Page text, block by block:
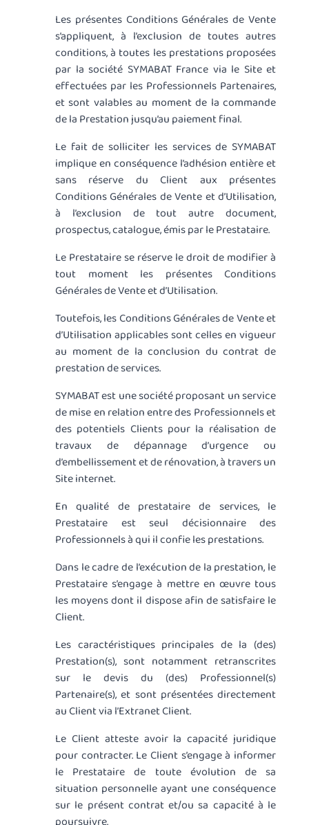
Les présentes Conditions Générales de Vente
s’appliquent, à l’exclusion de toutes autres
conditions, à toutes les prestations proposées
par la société SYMABAT France via le Site et
effectuées par les Professionnels Partenaires,
et sont valables au moment de la commande
de la Prestation jusqu’au paiement final.
Le fait de solliciter les services de SYMABAT
implique en conséquence l’adhésion entière et
sans réserve du Client aux présentes
Conditions Générales de Vente et d’Utilisation,
à l’exclusion de tout autre document,
prospectus, catalogue, émis par le Prestataire.
Le Prestataire se réserve le droit de modifier à
tout moment les présentes Conditions
Générales de Vente et d’Utilisation.
Toutefois, les Conditions Générales de Vente et
d’Utilisation applicables sont celles en vigueur
au moment de la conclusion du contrat de
prestation de services.
SYMABAT est une société proposant un service
de mise en relation entre des Professionnels et
des potentiels Clients pour la réalisation de
travaux de dépannage d’urgence ou
d’embellissement et de rénovation, à travers un
Site internet.
En qualité de prestataire de services, le
Prestataire est seul décisionnaire des
Professionnels à qui il confie les prestations.
Dans le cadre de l’exécution de la prestation, le
Prestataire s’engage à mettre en œuvre tous
les moyens dont il dispose afin de satisfaire le
Client.
Les caractéristiques principales de la (des)
Prestation(s), sont notamment retranscrites
sur le devis du (des) Professionnel(s)
Partenaire(s), et sont présentées directement
au Client via l’Extranet Client.
Le Client atteste avoir la capacité juridique
pour contracter. Le Client s’engage à informer
le Prestataire de toute évolution de sa
situation personnelle ayant une conséquence
sur le présent contrat et/ou sa capacité à le